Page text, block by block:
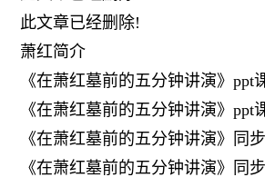
此文章已经删除!
萧红简介
《在萧红墓前的五分钟讲演》ppt
《在萧红墓前的五分钟讲演》ppt
《在萧红墓前的五分钟讲演》同
《在萧红墓前的五分钟讲演》同